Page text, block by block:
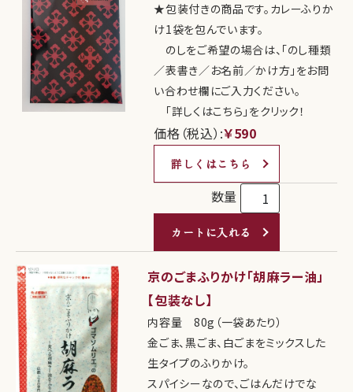
★包装付きの商品です。カレーふりか
け1袋を包んでいます。
のしをご希望の場合は、「のし種類
／表書き／お名前／かけ方」をお問
い合わせ欄にご入力ください。
「詳しくはこちら」をクリック！
価格（税込）:￥590
詳しくはこちら
数量
カートに入れる
京のごまふりかけ「胡麻ラー油」
【包装なし】
内容量 80g（一袋あたり）
金ごま、黒ごま、白ごまをミックスした
生タイプのふりかけ。
スパイシーなので、ごはんだけでな